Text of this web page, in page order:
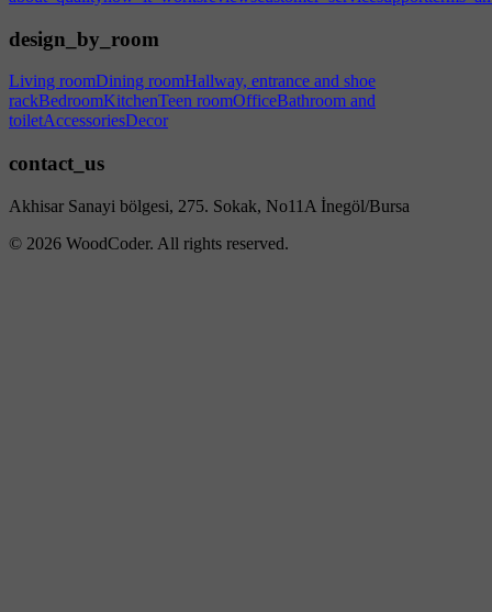
design_by_room
Living roomDining roomHallway, entrance and shoe
rackBedroomKitchenTeen roomOfficeBathroom and
toiletAccessoriesDecor
contact_us
Akhisar Sanayi bölgesi, 275. Sokak, No11A İnegöl/Bursa
© 2026 WoodCoder. All rights reserved.